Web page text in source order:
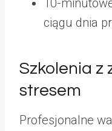
ciągu dnia
Szkolenia z
stresem
Profesjonalne